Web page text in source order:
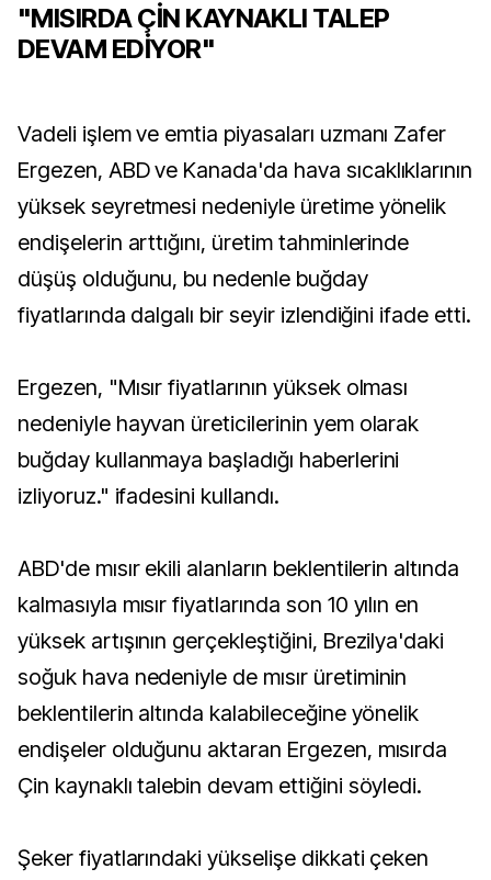
"MISIRDA ÇİN KAYNAKLI TALEP
DEVAM EDİYOR"
Vadeli işlem ve emtia piyasaları uzmanı Zafer
Ergezen, ABD ve Kanada'da hava sıcaklıklarının
yüksek seyretmesi nedeniyle üretime yönelik
endişelerin arttığını, üretim tahminlerinde
düşüş olduğunu, bu nedenle buğday
fiyatlarında dalgalı bir seyir izlendiğini ifade etti.
Ergezen, "Mısır fiyatlarının yüksek olması
nedeniyle hayvan üreticilerinin yem olarak
buğday kullanmaya başladığı haberlerini
izliyoruz." ifadesini kullandı.
ABD'de mısır ekili alanların beklentilerin altında
kalmasıyla mısır fiyatlarında son 10 yılın en
yüksek artışının gerçekleştiğini, Brezilya'daki
soğuk hava nedeniyle de mısır üretiminin
beklentilerin altında kalabileceğine yönelik
endişeler olduğunu aktaran Ergezen, mısırda
Çin kaynaklı talebin devam ettiğini söyledi.
Şeker fiyatlarındaki yükselişe dikkati çeken